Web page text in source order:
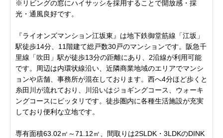
※リビングの窓にハイサッシを採用することで開放感・採
光・通風良好です。
『ライオンズマンション江坂東』は地下鉄御堂筋線「江坂」
駅徒歩14分、11階建て総戸数30戸のマンションです。阪急千
里線「吹田」駅が徒歩13分の距離にあり、2沿線が利用可能
です。周辺は内環状線沿い、近隣商業地域のエリアでマンシ
ョンや店舗、事務所が混在しております。西へ4分ほど歩くと
糸田川が流れており、川沿いはジョギングコース、ウォーキ
ングコースにピッタリです。徒歩圏内に各種生活施設が充実
しており便利な立地です。
専有面積63.02㎡～71.12㎡、間取りは2SLDK・3LDKのDINK